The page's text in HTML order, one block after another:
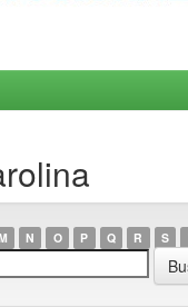
N O P Q R S